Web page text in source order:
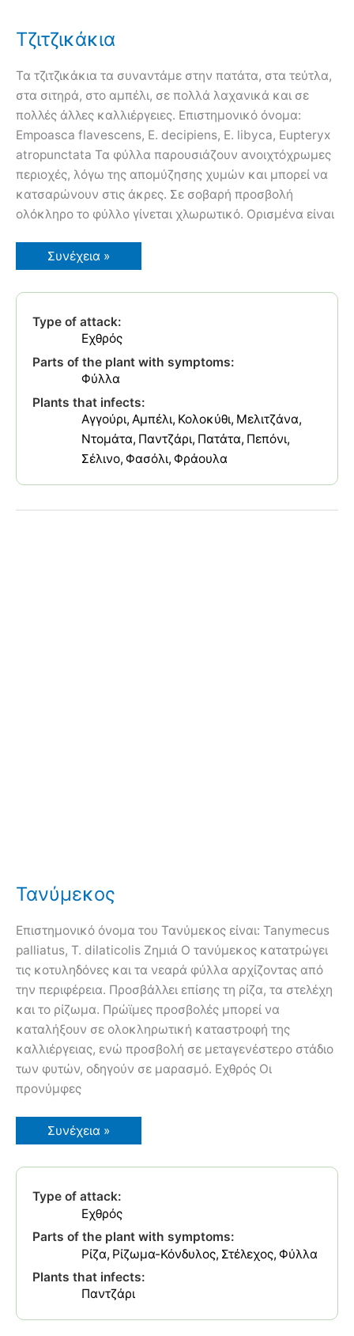
Τζιτζικάκια
Τα τζιτζικάκια τα συναντάμε στην πατάτα, στα τεύτλα,
στα σιτηρά, στο αμπέλι, σε πολλά λαχανικά και σε
πολλές άλλες καλλιέργειες. Επιστημονικό όνομα:
Empoasca flavescens, E. decipiens, E. libyca, Eupteryx
atropunctata Τα φύλλα παρουσιάζουν ανοιχτόχρωμες
περιοχές, λόγω της απομύζησης χυμών και μπορεί να
κατσαρώνουν στις άκρες. Σε σοβαρή προσβολή
ολόκληρο το φύλλο γίνεται χλωρωτικό. Ορισμένα είναι
Τζιτζικάκια
Συνέχεια »
Type of attack:
Εχθρός
Parts of the plant with symptoms:
Φύλλα
Plants that infects:
Αγγούρι Αμπέλι Κολοκύθι Μελιτζάνα
Ντομάτα Παντζάρι Πατάτα Πεπόνι
Σέλινο Φασόλι Φράουλα
Τανύμεκος
Επιστημονικό όνομα του Τανύμεκος είναι: Tanymecus
palliatus, T. dilaticolis Ζημιά Ο τανύμεκος κατατρώγει
τις κοτυληδόνες και τα νεαρά φύλλα αρχίζοντας από
την περιφέρεια. Προσβάλλει επίσης τη ρίζα, τα στελέχη
και το ρίζωμα. Πρώϊμες προσβολές μπορεί να
καταλήξουν σε ολοκληρωτική καταστροφή της
καλλιέργειας, ενώ προσβολή σε μεταγενέστερο στάδιο
των φυτών, οδηγούν σε μαρασμό. Εχθρός Οι
προνύμφες
Τανύμεκος
Συνέχεια »
Type of attack:
Εχθρός
Parts of the plant with symptoms:
Ρίζα Ρίζωμα-Κόνδυλος Στέλεχος Φύλλα
Plants that infects:
Παντζάρι